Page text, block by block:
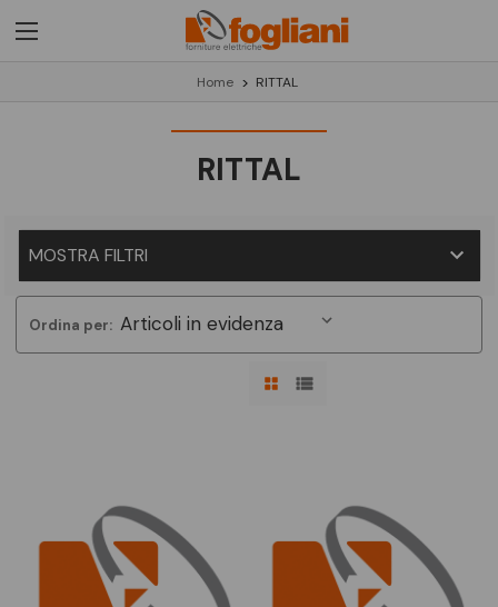
Home RITTAL
RITTAL
MOSTRA FILTRI
Ordina per: